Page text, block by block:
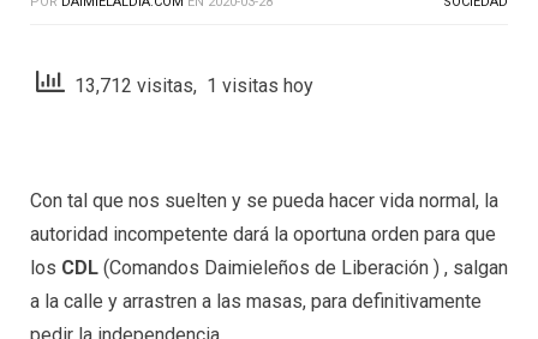
13,712 visitas, 1 visitas hoy
Con tal que nos suelten y se pueda hacer vida normal, la
autoridad incompetente dará la oportuna orden para que
los CDL (Comandos Daimieleños de Liberación ) , salgan
a la calle y arrastren a las masas, para definitivamente
pedir la independencia.